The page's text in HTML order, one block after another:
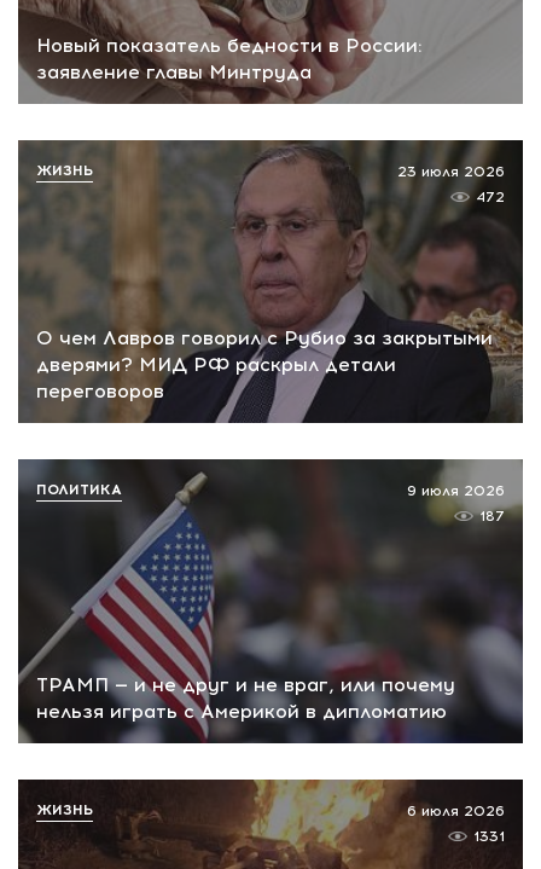
Новый показатель бедности в России:
заявление главы Минтруда
О чем Лавров говорил с Рубио за закрытыми
дверями? МИД РФ раскрыл детали
переговоров
23 июля 2026
472
ЖИЗНЬ
ТРАМП — и не друг и не враг, или почему
нельзя играть с Америкой в дипломатию
9 июля 2026
187
ПОЛИТИКА
6 июля 2026
1331
ЖИЗНЬ